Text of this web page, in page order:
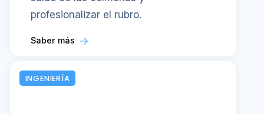
profesionalizar el rubro.
Saber más
INGENIERÍA